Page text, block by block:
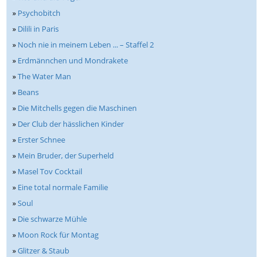
» Psychobitch
» Dilili in Paris
» Noch nie in meinem Leben ... – Staffel 2
» Erdmännchen und Mondrakete
»The Water Man
» Beans
» Die Mitchells gegen die Maschinen
» Der Club der hässlichen Kinder
» Erster Schnee
» Mein Bruder, der Superheld
» Masel Tov Cocktail
» Eine total normale Familie
»Soul
» Die schwarze Mühle
» Moon Rock für Montag
»Glitzer & Staub